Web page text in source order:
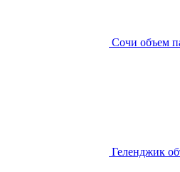
Сочи объем
Геленджик